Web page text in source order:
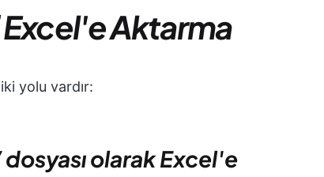
Aktarma
yolu vardır:
olarak Excel'e